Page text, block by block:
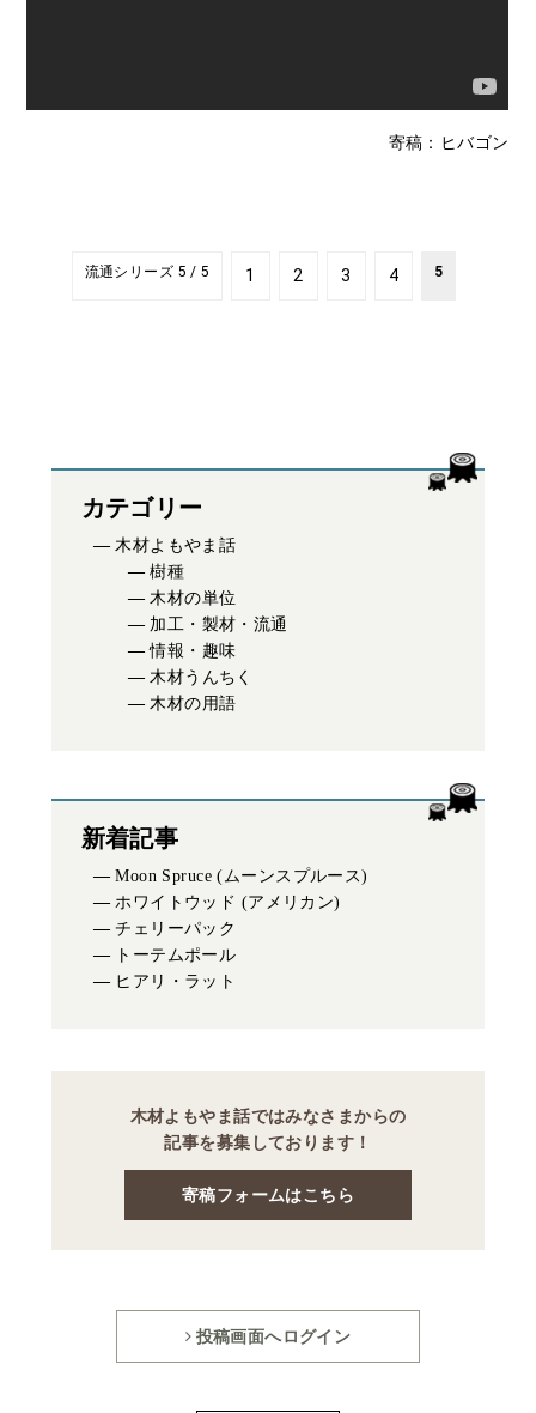
寄稿：ヒバゴン
流通シリーズ 5 / 5 1 2 3 4 5
カテゴリー
木材よもやま話
樹種
木材の単位
加工・製材・流通
情報・趣味
木材うんちく
木材の用語
新着記事
Moon Spruce (ムーンスプルース)
ホワイトウッド (アメリカン)
チェリーパック
トーテムポール
ヒアリ・ラット
木材よもやま話ではみなさまからの
記事を募集しております！
寄稿フォームはこちら
投稿画面へログイン